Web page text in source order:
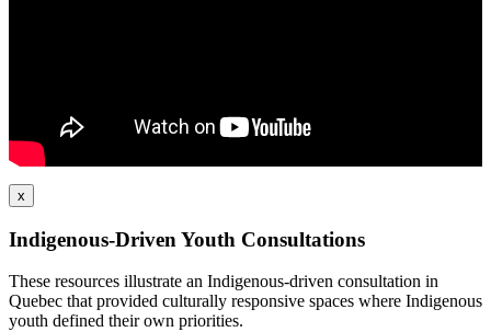
x
Indigenous-Driven Youth Consultations
These resources illustrate an Indigenous-driven consultation in
Quebec that provided culturally responsive spaces where Indigenous
youth defined their own priorities.